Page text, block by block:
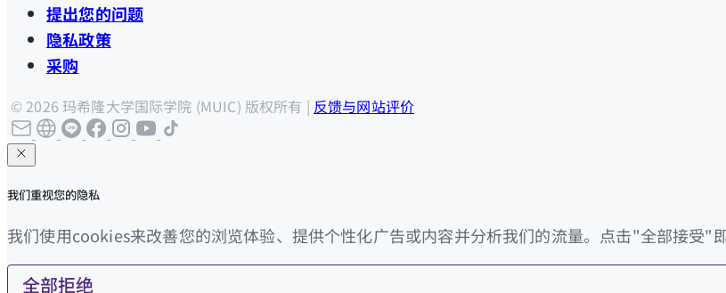
提出您的问题
隐私政策
采购
© 2026 玛希隆大学国际学院 (MUIC) 版权所有 | 反馈与网站评价
我们重视您的隐私
我们使用cookies来改善您的浏览体验、提供个性化广告或内容并分析我们的流量。点击"全部接受"
全部拒绝